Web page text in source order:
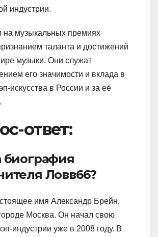
индустрии.
на музыкальных премиях
таланта и достижений
музыки. Они служат
его значимости и вклада в
искусства в России и за её
ответ:
биография
Ловв66?
имя Александр Брейн,
Москва. Он начал свою
индустрии уже в 2008 году. В